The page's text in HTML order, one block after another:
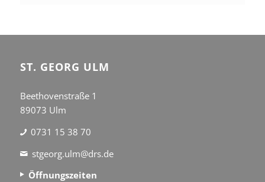
ST. GEORG ULM
Beethovenstraße 1
89073 Ulm
0731 15 38 70
stgeorg.ulm@drs.de
Öffnungszeiten